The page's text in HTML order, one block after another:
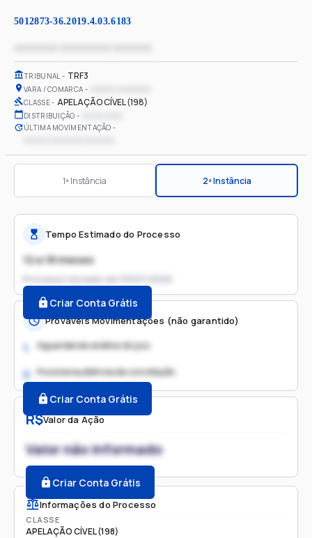
5012873-36.2019.4.03.6183
TRIBUNAL TRF3
VARA / COMARCA
CLASSE APELAÇÃO CÍVEL (198)
DISTRIBUIÇÃO
ÚLTIMA MOVIMENTAÇÃO
1ª Instância 2ª Instância
R$Valor da Ação
Valor não informado
Criar Conta Grátis
Informações do Processo
CLASSE
APELAÇÃO CÍVEL (198)
Tempo Estimado do Processo
12 a 18 meses
Processo iniciado em
Criar Conta Grátis
Prováveis Movimentações (não garantido)
1. Aguardando análise do juiz
2. Possível audiência de conciliação
Criar Conta Grátis